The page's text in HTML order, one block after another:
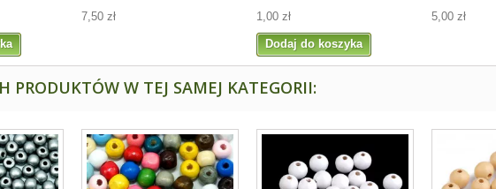
7,50 zł
1,00 zł
Dodaj do koszyka
5,00 zł
PRODUKTÓW W TEJ SAMEJ KATEGORII: